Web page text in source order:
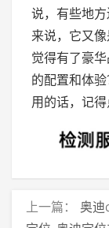
说，有些地
来说，它又
觉得有了豪
的配置和体
用的话，记得
上一篇： 奥迪